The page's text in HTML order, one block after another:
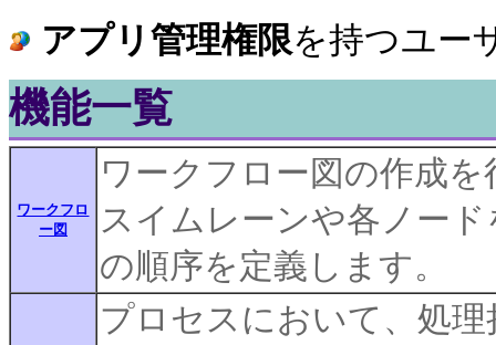
アプリ管理権限を持つユー
機能一覧
ワークフロ
ー図
ワークフロー図の作成
スイムレーンや各ノー
の順序を定義します。
プロセスにおいて、処